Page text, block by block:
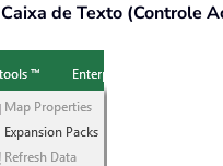
Caixa de Texto (Controle